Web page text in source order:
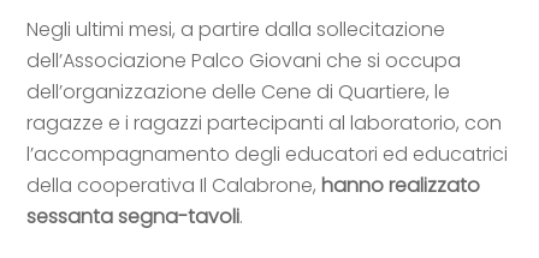
Negli ultimi mesi, a partire dalla sollecitazione
dell’Associazione Palco Giovani che si occupa
dell’organizzazione delle Cene di Quartiere, le
ragazze e i ragazzi partecipanti al laboratorio, con
l’accompagnamento degli educatori ed educatrici
della cooperativa Il Calabrone,hanno realizzato
sessanta segna-tavoli.